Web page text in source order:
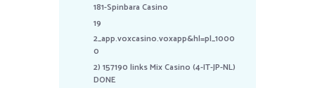
181-Spinbara Casino
19
2_app.voxcasino.voxapp&hl=pl_1000
0
2) 157190 links Mix Casino (4-IT-JP-NL)
DONE